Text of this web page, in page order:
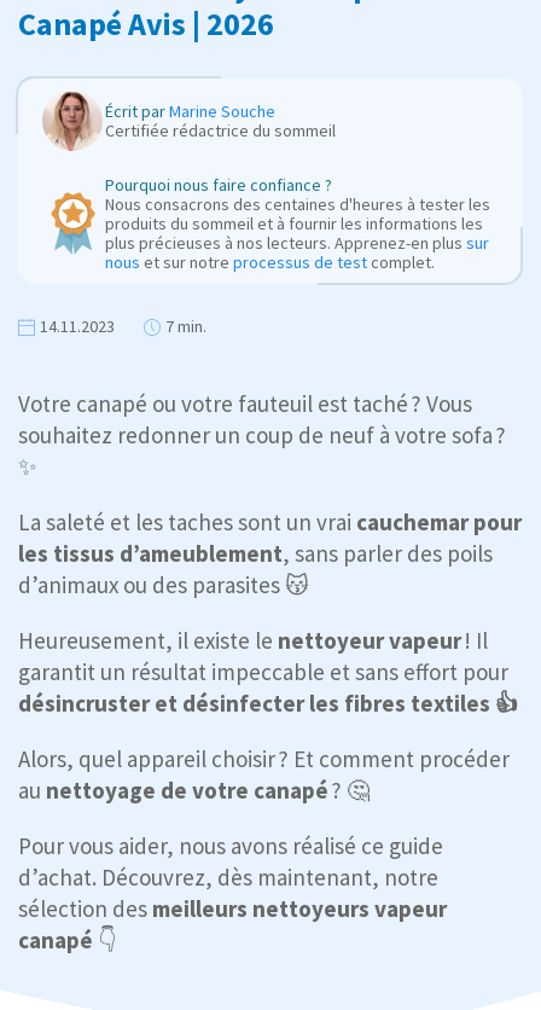
Canapé Avis | 2026
Écrit parMarine Souche
Certifiée rédactrice du sommeil
Pourquoi nous faire confiance ?
Nous consacrons des centaines d'heures à tester les
produits du sommeil et à fournir les informations les
plus précieuses à nos lecteurs. Apprenez-en plus sur
nous et sur notre processus de testcomplet.
14.11.2023 7 min.
Votre canapé ou votre fauteuil est taché ? Vous
souhaitez redonner un coup de neuf à votre sofa ?
✨
La saleté et les taches sont un vrai cauchemar pour
les tissus d’ameublement, sans parler des poils
d’animaux ou des parasites 😽
Heureusement, il existe le nettoyeur vapeur! Il
garantit un résultat impeccable et sans effort pour
désincruster et désinfecter les fibres textiles 👍
Alors, quel appareil choisir ? Et comment procéder
au nettoyage de votre canapé? 🤔
Pour vous aider, nous avons réalisé ce guide
d’achat. Découvrez, dès maintenant, notre
sélection des meilleurs nettoyeurs vapeur
canapé 👇